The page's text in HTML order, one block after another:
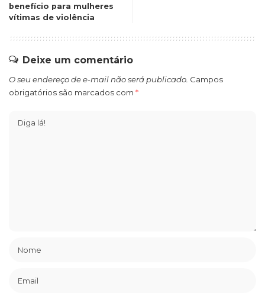
benefício para mulheres
vítimas de violência
Deixe um comentário
O seu endereço de e-mail não será publicado. Campos
obrigatórios são marcados com *